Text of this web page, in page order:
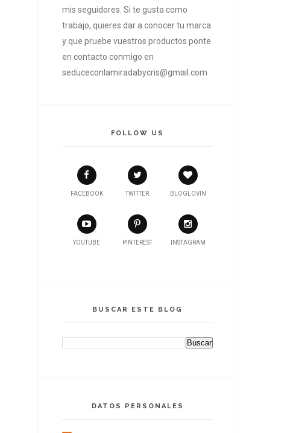
mis seguidores. Si te gusta como
trabajo, quieres dar a conocer tu marca
y que pruebe vuestros productos ponte
en contacto conmigo en
seduceconlamiradabycris@gmail.com
FOLLOW US
FACEBOOK TWITTER BLOGLOVIN
YOUTUBE PINTEREST INSTAGRAM
BUSCAR ESTE BLOG
DATOS PERSONALES